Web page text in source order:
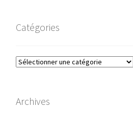
Catégories
Catégories
Archives